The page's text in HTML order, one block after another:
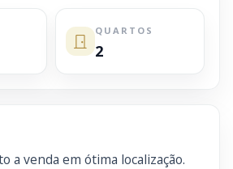
QUARTOS
2
a venda em ótima localização.